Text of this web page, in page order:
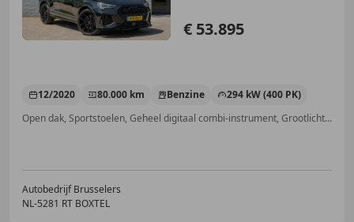
€ 53.895
12/2020 80.000 km Benzine
294 kW (400 PK)
Open dak, Sportstoelen, Geheel digitaal combi-instrument, Grootlichtassistent, Zij-airbags, Stoelverwarming, Elektrische stoelverstelling, Trekhaak
Autobedrijf Brusselers
NL-5281 RT BOXTEL